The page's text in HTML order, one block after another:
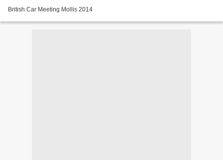
British Car Meeting Mollis 2014